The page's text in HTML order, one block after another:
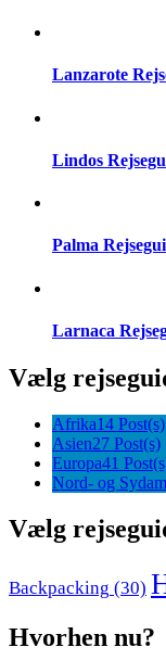
Lanzarote
Lindos
Palma
Larnaca
Vælg
Afrika14 Post(s)
Asien27 Post(s)
Europa41
Nord- og
Vælg
Backpacking (30)
Hvorhen nu?